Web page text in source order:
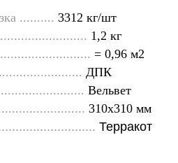
.......... 3312 кг/шт
1,2 кг
= 0,96 м2
ДПК
Вельвет
310х310 мм
Терракот